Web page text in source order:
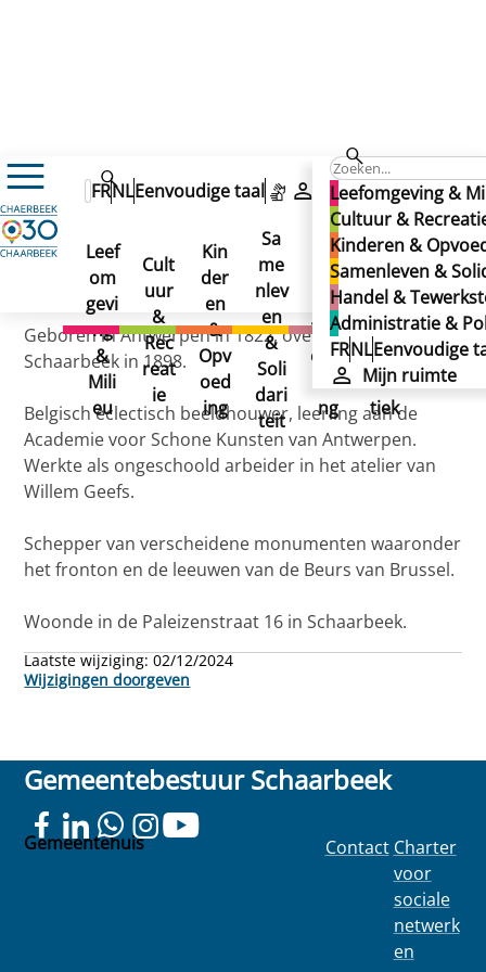
Leefomgeving &
Cultuur &
Kinderen &
Samenleven &
Handel &
Administratie &
FRNLEenvoudige
Mijn ruimte
FRNLEenvoudige taal Mijn ruimte
Leef
om
gevi
ng
&
Mili
eu
Cult
uur
&
Rec
reat
ie
Kin
der
en
&
Opv
oed
ing
Sa
me
nlev
en
&
Soli
dari
teit
Han
del
&
Tew
erks
telli
ng
Ad
min
istr
atie
&
Poli
tiek
JAQUET, Joseph (straat)
JAQUET, Joseph (straat)
JAQUET, Joseph (straat)
Gepubliceerd op 02/12/2024
Geboren in Antwerpen in 1822, overleden in
Schaarbeek in 1898.
Belgisch eclectisch beeldhouwer, leerling aan de
Academie voor Schone Kunsten van Antwerpen.
Werkte als ongeschoold arbeider in het atelier van
Willem Geefs.
Schepper van verscheidene monumenten waaronder
het fronton en de leeuwen van de Beurs van Brussel.
Woonde in de Paleizenstraat 16 in Schaarbeek.
Laatste wijziging:02/12/2024
Wijzigingen doorgeven
Gemeentebestuur Schaarbeek
Gemeentehuis
Contact Charter
voor
sociale
netwerk
en